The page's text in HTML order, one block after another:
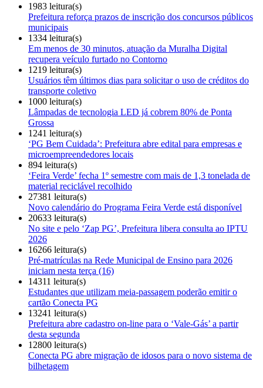
1983 leitura(s)
Prefeitura reforça prazos de inscrição dos concursos públicos
municipais
1334 leitura(s)
Em menos de 30 minutos, atuação da Muralha Digital
recupera veículo furtado no Contorno
1219 leitura(s)
Usuários têm últimos dias para solicitar o uso de créditos do
transporte coletivo
1000 leitura(s)
Lâmpadas de tecnologia LED já cobrem 80% de Ponta
Grossa
1241 leitura(s)
‘PG Bem Cuidada’: Prefeitura abre edital para empresas e
microempreendedores locais
894 leitura(s)
‘Feira Verde’ fecha 1º semestre com mais de 1,3 tonelada de
material reciclável recolhido
27381 leitura(s)
Novo calendário do Programa Feira Verde está disponível
20633 leitura(s)
No site e pelo ‘Zap PG’, Prefeitura libera consulta ao IPTU
2026
16266 leitura(s)
Pré-matrículas na Rede Municipal de Ensino para 2026
iniciam nesta terça (16)
14311 leitura(s)
Estudantes que utilizam meia-passagem poderão emitir o
cartão Conecta PG
13241 leitura(s)
Prefeitura abre cadastro on-line para o ‘Vale-Gás’ a partir
desta segunda
12800 leitura(s)
Conecta PG abre migração de idosos para o novo sistema de
bilhetagem